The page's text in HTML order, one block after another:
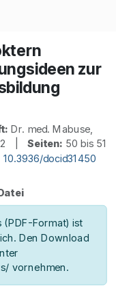
zur
Dr. med. Mabuse,
2 | Seiten: 50 bis 51
10.3936/docid31450
(PDF-Format) ist
Den Download
vornehmen.